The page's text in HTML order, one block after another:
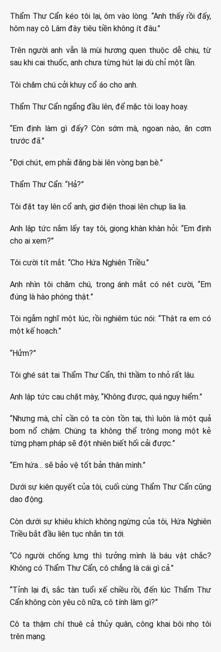
Thẩm Thư Cẩn kéo tôi lại, ôm vào lòng. “Anh thấy rồi đấy,
hôm nay cô Lâm đây tiêu tiền không ít đâu.”
Trên người anh vẫn là mùi hương quen thuộc dễ chịu, từ
sau khi cai thuốc, anh chưa từng hút lại dù chỉ một lần.
Tôi chăm chú cởi khuy cổ áo cho anh.
Thẩm Thư Cẩn ngẩng đầu lên, để mặc tôi loay hoay.
“Em định làm gì đấy? Còn sớm mà, ngoan nào, ăn cơm
trước đã.”
“Đợi chút, em phải đăng bài lên vòng bạn bè.”
Thẩm Thư Cẩn: “Hả?”
Tôi đặt tay lên cổ anh, giơ điện thoại lên chụp lia lịa.
Anh lập tức nắm lấy tay tôi, giọng khàn khàn hỏi: “Em định
cho ai xem?”
Tôi cười tít mắt: “Cho Hứa Nghiên Triều.”
Anh nhìn tôi chăm chú, trong ánh mắt có nét cười, “Em
đúng là hào phóng thật.”
Tôi ngẫm nghĩ một lúc, rồi nghiêm túc nói: “Thật ra em có
một kế hoạch.”
“Hửm?”
Tôi ghé sát tai Thẩm Thư Cẩn, thì thầm to nhỏ rất lâu.
Anh lập tức cau chặt mày, “Không được, quá nguy hiểm.”
“Nhưng mà, chỉ cần cô ta còn tồn tại, thì luôn là một quả
bom nổ chậm. Chúng ta không thể trông mong một kẻ
từng phạm pháp sẽ đột nhiên biết hối cải được.”
“Em hứa… sẽ bảo vệ tốt bản thân mình.”
Dưới sự kiên quyết của tôi, cuối cùng Thẩm Thư Cẩn cũng
dao động.
Còn dưới sự khiêu khích không ngừng của tôi, Hứa Nghiên
Triều bắt đầu liên tục nhắn tin tới.
“Có người chống lưng thì tưởng mình là báu vật chắc?
Không có Thẩm Thư Cẩn, cô chẳng là cái gì cả.”
“Tỉnh lại đi, sắc tàn tuổi xế chiều rồi, đến lúc Thẩm Thư
Cẩn không còn yêu cô nữa, cô tính làm gì?”
Cô ta thậm chí thuê cả thủy quân, công khai bôi nhọ tôi
trên mạng.